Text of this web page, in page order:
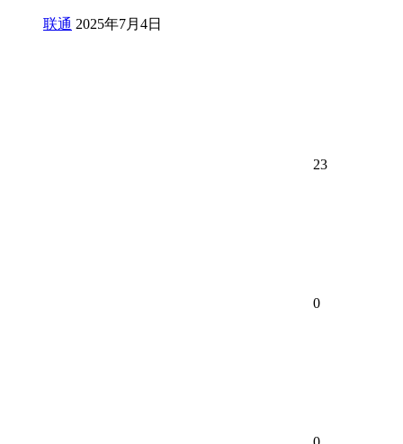
联通 2025年7月4日
23
0